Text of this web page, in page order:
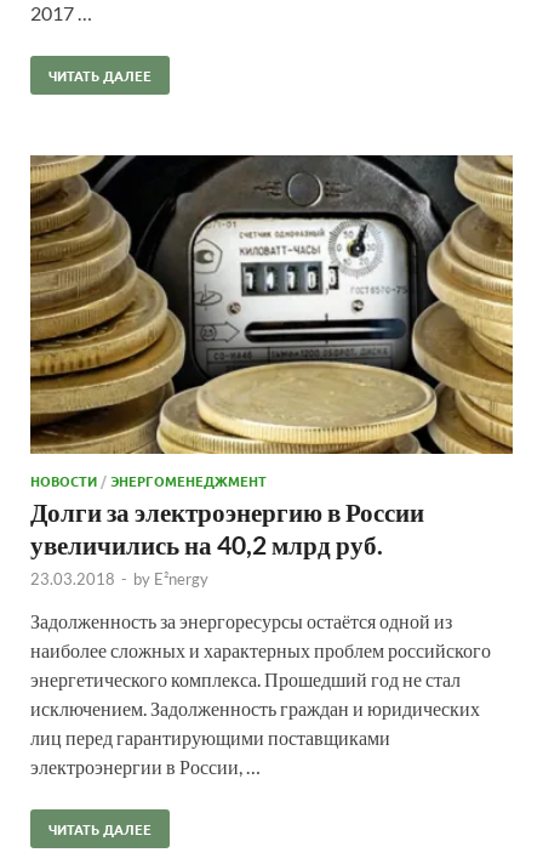
2017 …
ЧИТАТЬ ДАЛЕЕ
НОВОСТИ/ЭНЕРГОМЕНЕДЖМЕНТ
Долги за электроэнергию в России
увеличились на 40,2 млрд руб.
23.03.2018 - by E²nergy
Задолженность за энергоресурсы остаётся одной из
наиболее сложных и характерных проблем российского
энергетического комплекса. Прошедший год не стал
исключением. Задолженность граждан и юридических
лиц перед гарантирующими поставщиками
электроэнергии в России, …
ЧИТАТЬ ДАЛЕЕ